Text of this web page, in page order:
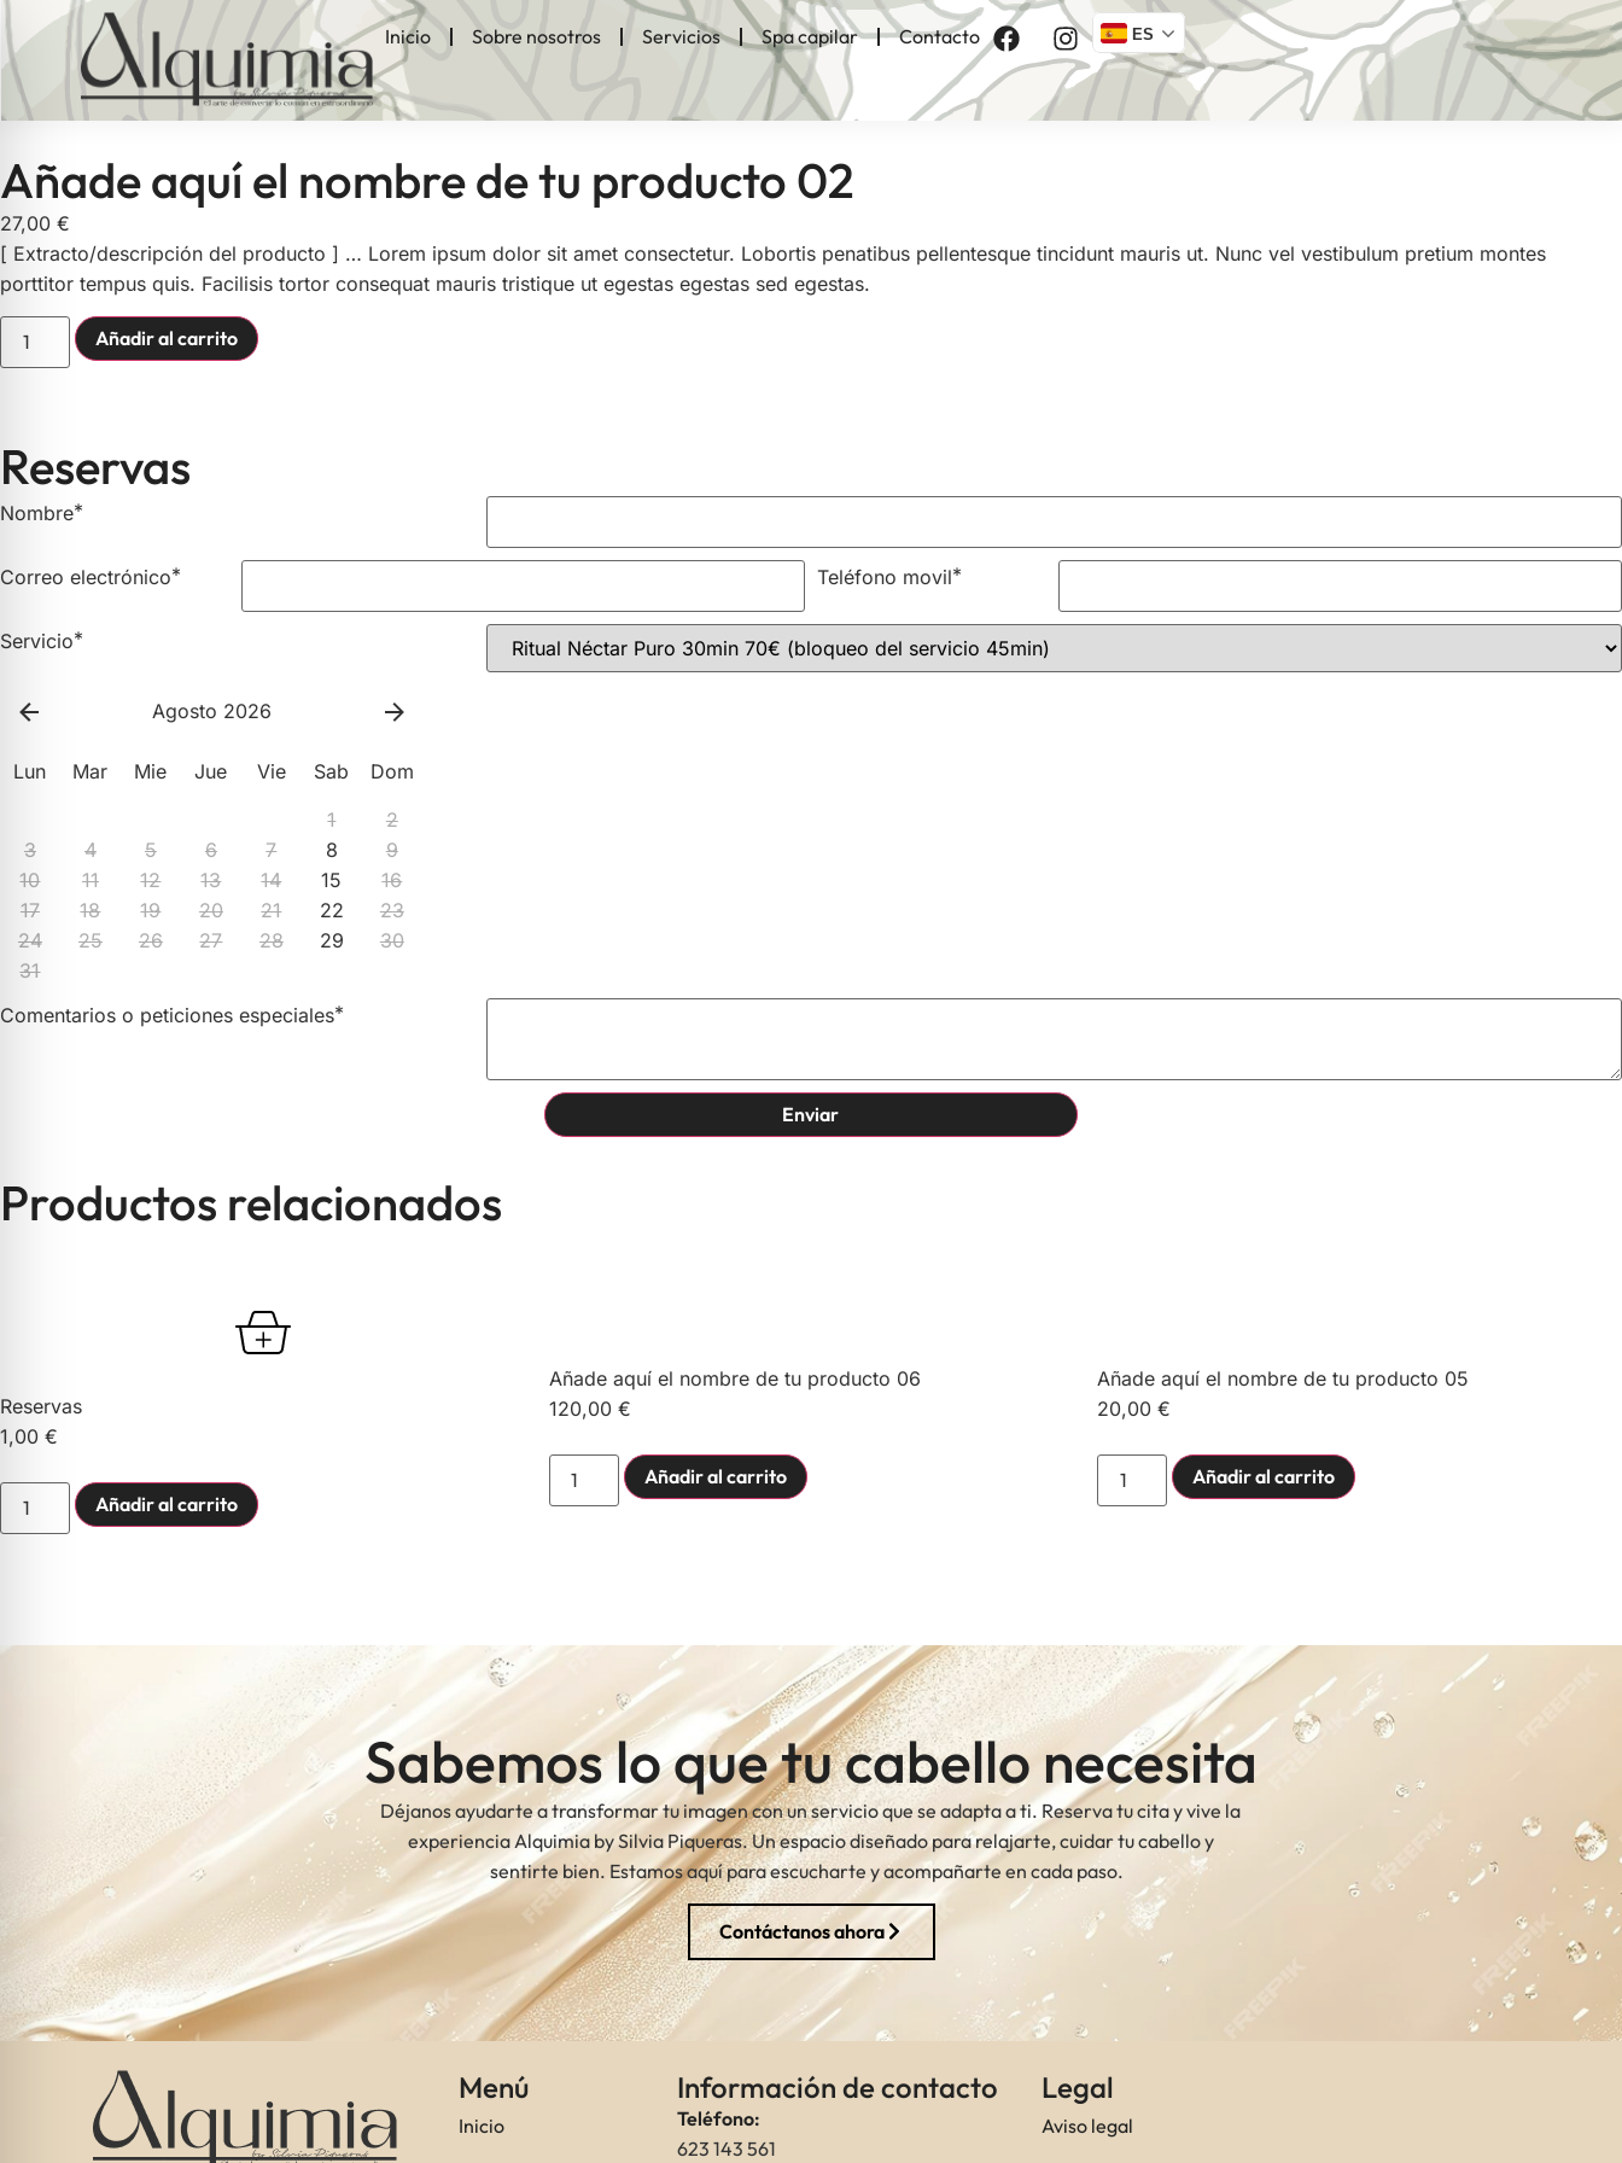
Inicio Sobre nosotros Servicios Spa capilar Contacto ES
Añade aquí el nombre de tu producto 02
27,00 €
[ Extracto/descripción del producto ] … Lorem ipsum dolor sit amet consectetur. Lobortis penatibus pellentesque tincidunt mauris ut. Nunc vel vestibulum pretium montes
porttitor tempus quis. Facilisis tortor consequat mauris tristique ut egestas egestas sed egestas.
Añadir al carrito
Reservas
Nombre*
Correo electrónico* Teléfono movil*
Servicio*
Agosto 2026
Lun Mar Mie Jue Vie Sab
Dom
1
2
3
4 5 6 7 8
9
10
11 12 13 14 15
16
17
18 19 20 21 22
23
24
25 26 27 28 29
30
31
Comentarios o peticiones especiales*
Enviar
Productos relacionados
Reservas
1,00 €
Añadir al carrito
Añade aquí el nombre de tu producto 06
120,00 €
Añadir al carrito
Añade aquí el nombre de tu producto 05
20,00€
Añadir al carrito
Sabemos lo que tu cabello necesita
Déjanos ayudarte a transformar tu imagen con un servicio que se adapta a ti. Reserva tu cita y vive la
experiencia Alquimia by Silvia Piqueras. Un espacio diseñado para relajarte, cuidar tu cabello y
sentirte bien. Estamos aquí para escucharte y acompañarte en cada paso.
Contáctanos ahora
Menú
Inicio
Información de contacto
Teléfono:
623 143 561
Legal
Aviso legal